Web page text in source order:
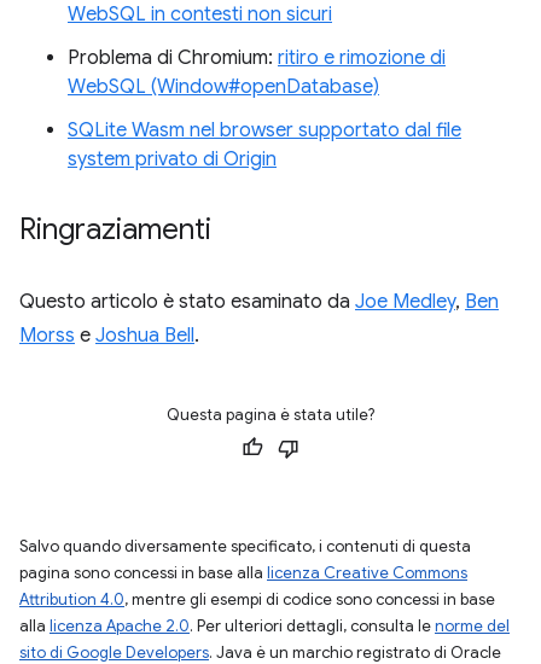
WebSQL in contesti non sicuri
Problema di Chromium: ritiro e rimozione di
WebSQL (Window#openDatabase)
SQLite Wasm nel browser supportato dal file
system privato di Origin
Ringraziamenti
Questo articolo è stato esaminato da Joe Medley, Ben
Morss e Joshua Bell.
Questa pagina è stata utile?
Salvo quando diversamente specificato, i contenuti di questa
pagina sono concessi in base alla licenza Creative Commons
Attribution 4.0, mentre gli esempi di codice sono concessi in base
alla licenza Apache 2.0. Per ulteriori dettagli, consulta lenorme del
sito di Google Developers. Java è un marchio registrato di Oracle